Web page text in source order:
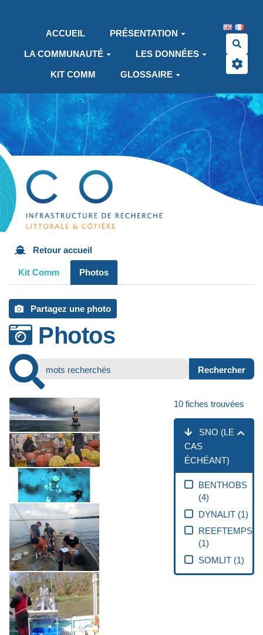
ACCUEIL
PRÉSENTATION
LA COMMUNAUTÉ LES DONNÉES
KIT COMM GLOSSAIRE
Retour accueil
Kit Comm Photos
Partagez une photo
Photos
10 fiches trouvées
CAS
ÉCHÉANT)
BENTHOBS
(4)
DYNALIT (1)
REEFTEMPS
(1)
SOMLIT (1)